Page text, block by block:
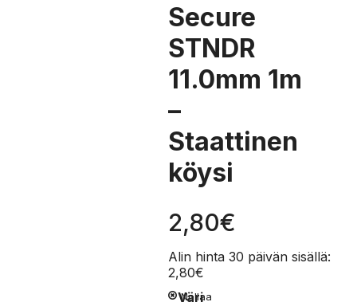
Secure
STNDR
11.0mm 1m
–
Staattinen
köysi
2,80€
Alin hinta 30 päivän sisällä:
2,80€
Väri
Nollaa